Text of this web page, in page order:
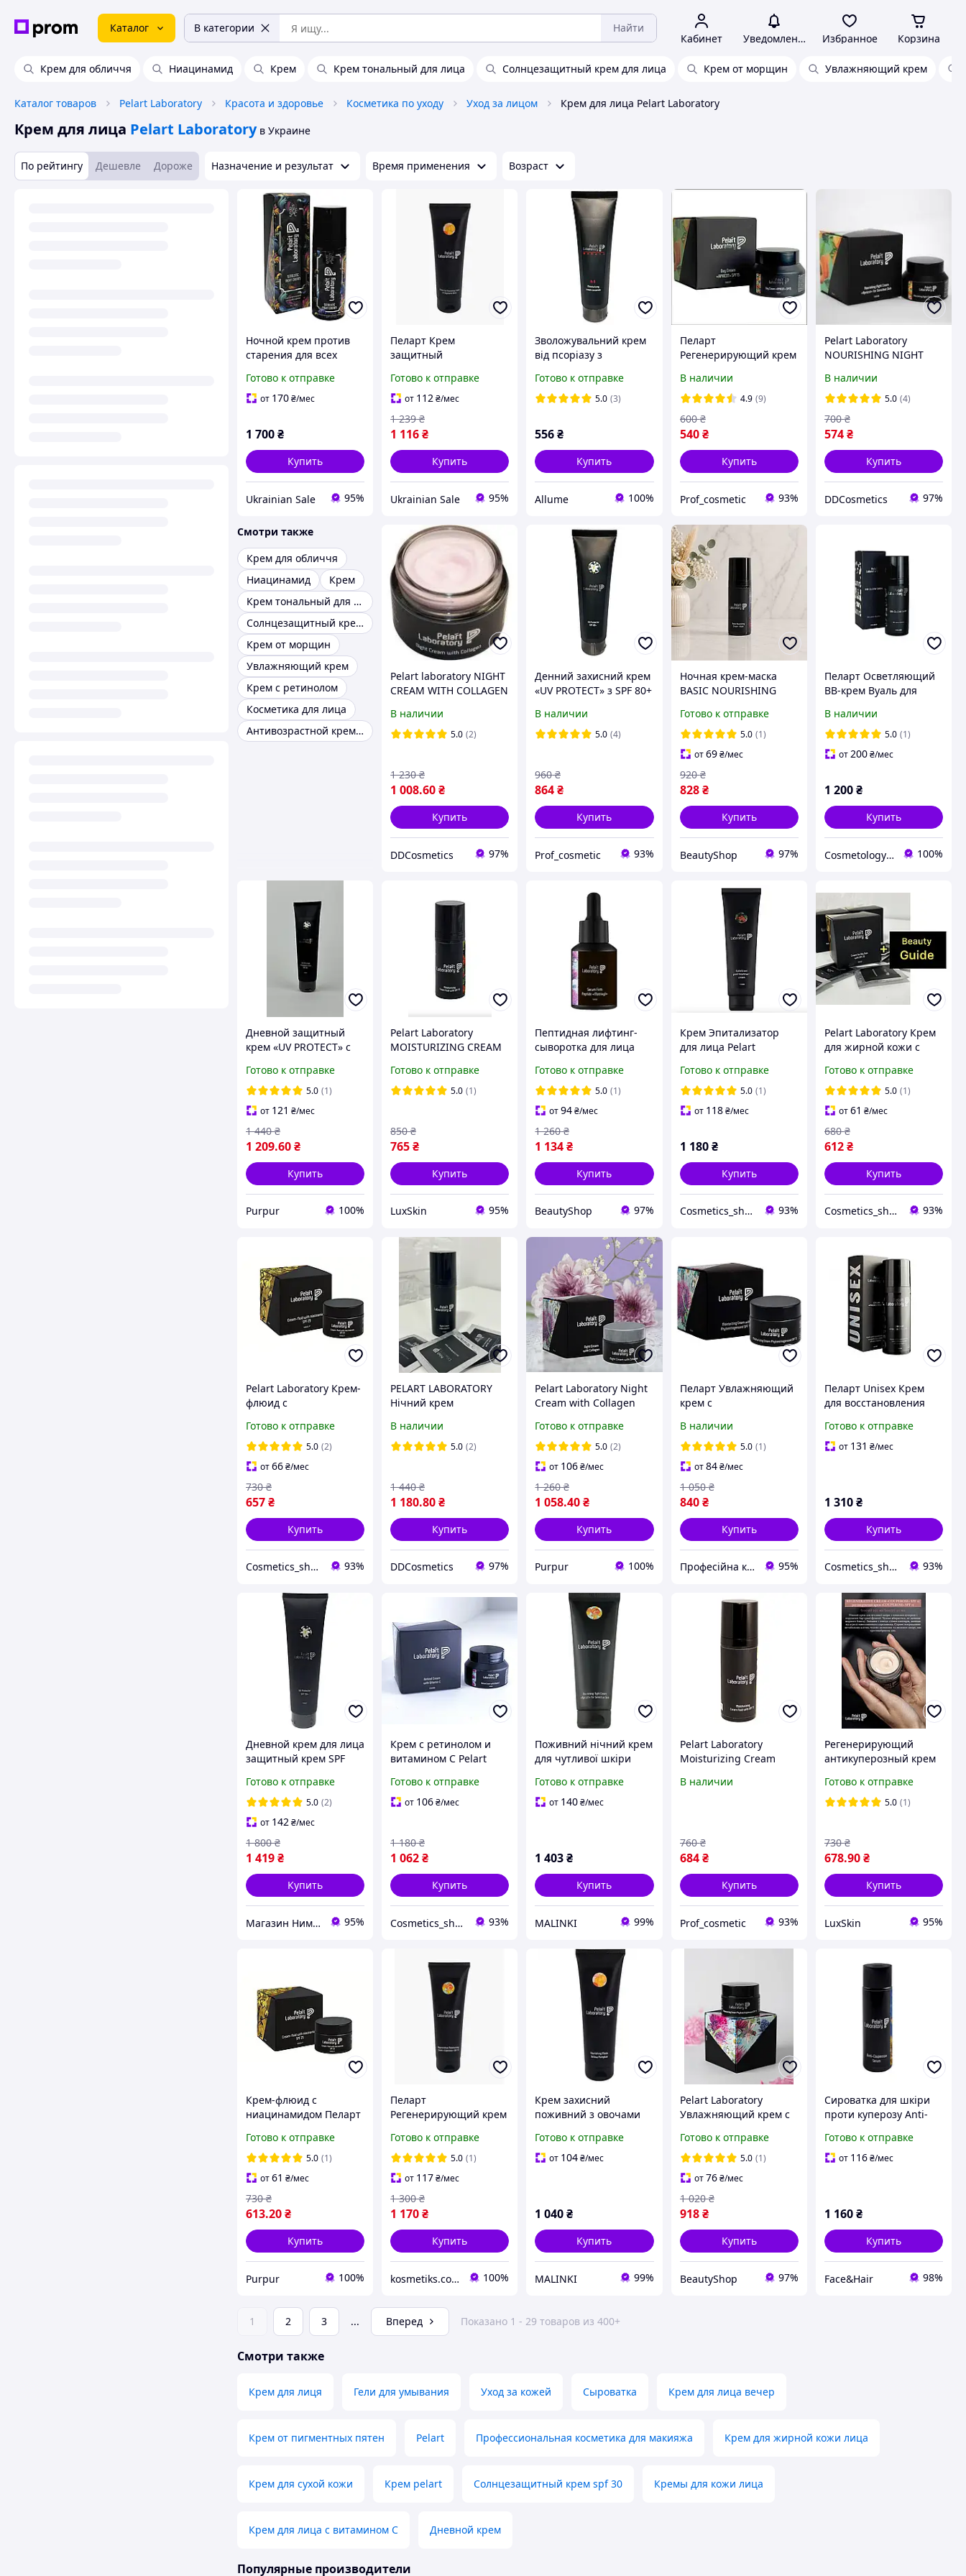
Каталог В категории Найти
Кабинет Уведомления Избранное Корзина
Крем для обличчя Ниацинамид Крем Крем тональный для лица Солнцезащитный крем для лица Крем от морщин Увлажняющий крем
Каталог товаров Pelart Laboratory Красота и здоровье Косметика по уходу Уход за лицом Крем для лица Pelart Laboratory
Крем для лица Pelart Laboratory в Украине
По рейтингу Дешевле Дороже Назначение и результат Время применения Возраст
Ночной крем против
старения для всех
Laboratory Senolytic
Night Cream 50 мл
Готово к отправке
от 170₴/мес
1 700₴
Купить
Ukrainian Sale 95%
Пеларт Крем
защитный
овощами Vegetable
Series Protective
Nourishing Cream 250
мл
Готово к отправке
от 112₴/мес
1 116₴
1 239 ₴
Купить
Ukrainian Sale 95%
Зволожувальний крем
від псоріазу з
Laboratory Moisturizing
Cream Ceramide 100 мл
Готово к отправке
5.0 (3)
556₴
Купить
Allume 100%
Пеларт
Регенерирующий крем
Laboratory Apricot Line
Regenerative Cream
"COUPEROZE" Spf 15, 50
мл
В наличии
4.9 (9)
540 ₴
600 ₴
Купить
Prof_cosmetic 93%
Pelart Laboratory
NOURISHING NIGHT
SENSITIVE SKIN
Поживний нічний крем
для чутливої шкіри
В наличии
5.0 (4)
574₴
700 ₴
Купить
DDCosmetics 97%
Смотри также
Крем для обличчя
Ниацинамид
Крем
Крем тональный для лица
Солнцезащитный крем для лица
Крем от морщин
Увлажняющий крем
Крем с ретинолом
Косметика для лица
Антивозрастной крем для лица
Pelart laboratory NIGHT
CREAM WITH COLLAGEN
колагеном
В наличии
5.0 (2)
1 008.60₴
1 230 ₴
Купить
DDCosmetics 97%
Денний захисний крем
«UV PROTECT» з SPF 80+
В наличии
5.0 (4)
864₴
960 ₴
Купить
Prof_cosmetic 93%
Ночная крем-маска
BASIC NOURISHING
Laboratory 50 мл
Готово к отправке
5.0 (1)
от69 ₴/мес
828 ₴
920 ₴
Купить
BeautyShop 97%
Пеларт Осветляющий
BB-крем Вуаль для
Laboratory BB Glow Skin
Cream 50 мл
В наличии
5.0 (1)
от200₴/мес
1 200₴
Купить
Cosmetology Dr.Dimova 100%
Дневной защитный
крем «UV PROTECT» с
Laboratory 100 мл
Готово к отправке
5.0 (1)
от 121 ₴/мес
1 209.60₴
1 440 ₴
Купить
Purpur 100%
Pelart Laboratory
MOISTURIZING CREAM
крем-флюид
увлажняющий SPF 15
Готово к отправке
5.0 (1)
765₴
850 ₴
Купить
LuxSkin 95%
Пептидная лифтинг-
сыворотка для лица
Laboratory Matrixyl
Serum Firm Peptide
Готово к отправке
5.0 (1)
от94₴/мес
1 134₴
1 260 ₴
Купить
BeautyShop 97%
Крем Эпитализатор
для лица Pelart
Epitelizant 100 мл
Готово к отправке
5.0 (1)
от 118 ₴/мес
1 180 ₴
Купить
Cosmetics_shop 93%
Pelart Laboratory Крем
для жирной кожи с
SPF 25
Готово к отправке
5.0 (1)
от61 ₴/мес
612₴
680 ₴
Купить
Cosmetics_shop 93%
Pelart Laboratory Крем-
флюид с
50 мл
Готово к отправке
5.0 (2)
от66₴/мес
657₴
730 ₴
Купить
Cosmetics_shop 93%
PELART LABORATORY
Нічний крем
азелаїновою кислотою
і муцином равлика
В наличии
5.0 (2)
1 180.80₴
1 440 ₴
Купить
DDCosmetics 97%
Pelart Laboratory Night
Cream with Collagen
коллагеном, 50 мл
Готово к отправке
5.0 (2)
от 106₴/мес
1 058.40₴
1 260 ₴
Купить
Purpur 100%
Пеларт Увлажняющий
крем с
15 Pelart Laboratory
Moisturizing Cream
Phytoestrogensand 50
мл
В наличии
5.0 (1)
от84 ₴/мес
840 ₴
1 050 ₴
Купить
Професійна косметика 95%
Пеларт Unisex Крем
для восстановления
Probio night Pelart
Laboratory, 50 мл
Готово к отправке
от 131 ₴/мес
1 310₴
Купить
Cosmetics_shop 93%
Дневной крем для лица
защитный крем SPF
PROTECTOR SPF 50+
солнцезащитный крем
100 мл
Готово к отправке
5.0 (2)
от 142₴/мес
1 419₴
1 800 ₴
Купить
Магазин Нимфа 95%
Крем с ретинолом и
витамином С Pelart
Cream with Vitamin C,
50 мл
Готово к отправке
от 106₴/мес
1 062₴
1 180 ₴
Купить
Cosmetics_shop 93%
Поживний нічний крем
для чутливої шкіри
Nourishing Night
Cream Apricot, 250 мл
Готово к отправке
от 140₴/мес
1 403₴
Купить
MALINKI 99%
Pelart Laboratory
Moisturizing Cream
увлажняющий SPF 15
В наличии
684 ₴
760 ₴
Купить
Prof_cosmetic 93%
Регенерирующий
антикуперозный крем
Couperose Regenerative
Cream 50 мл
Готово к отправке
5.0 (1)
678.90₴
730 ₴
Купить
LuxSkin 95%
Крем-флюид с
ниацинамидом Пеларт
FLUID WITH
NIACINAMIDE SPF 25 50
мл
Готово к отправке
5.0 (1)
от61 ₴/мес
613.20₴
730 ₴
Купить
Purpur 100%
Пеларт
Регенерирующий крем
Laboratory Apricot Line
Regenerative Cream
"COUPEROZE" Spf 15
250 мл
Готово к отправке
5.0 (1)
от 117₴/мес
1 170₴
1 300 ₴
Купить
kosmetiks.com.ua 100%
Крем захисний
поживний з овочами
мл
Готово к отправке
от 104₴/мес
1 040₴
Купить
MALINKI 99%
Pelart Laboratory
Увлажняющий крем с
15 - 50 мл
Готово к отправке
5.0 (1)
от76 ₴/мес
918 ₴
1 020 ₴
Купить
BeautyShop 97%
Сироватка для шкіри
проти куперозу Anti-
Laboratory, 250мл
Готово к отправке
от 116₴/мес
1 160₴
Купить
Face&Hair 98%
1 2 3 ... Вперед Показано 1 - 29 товаров из 400+
Смотри также
Крем для лиця Гели для умывания Уход за кожей Сыроватка Крем для лица вечер
Крем от пигментных пятен Pelart Профессиональная косметика для макияжа Крем для жирной кожи лица
Крем для сухой кожи Крем pelart Солнцезащитный крем spf 30 Кремы для кожи лица
Крем для лица с витамином С Дневной крем
Популярные производители